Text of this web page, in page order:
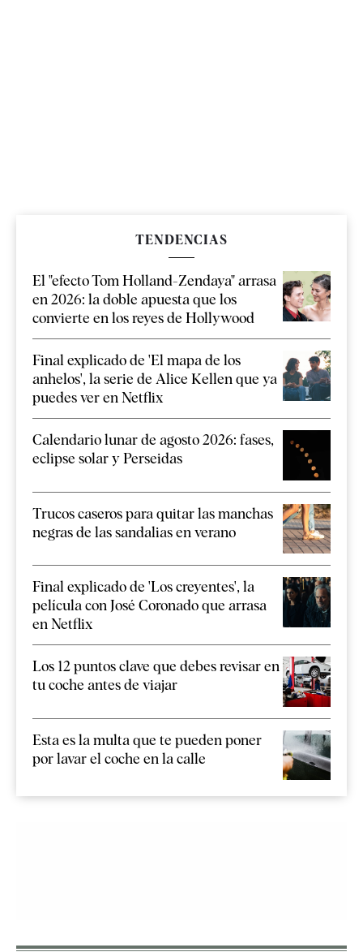
TENDENCIAS
El "efecto Tom Holland-Zendaya" arrasa
en 2026: la doble apuesta que los
convierte en los reyes de Hollywood
Final explicado de 'El mapa de los
anhelos', la serie de Alice Kellen que ya
puedes ver en Netflix
Calendario lunar de agosto 2026: fases,
eclipse solar y Perseidas
Trucos caseros para quitar las manchas
negras de las sandalias en verano
Final explicado de 'Los creyentes', la
película con José Coronado que arrasa
en Netflix
Los 12 puntos clave que debes revisar en
tu coche antes de viajar
Esta es la multa que te pueden poner
por lavar el coche en la calle